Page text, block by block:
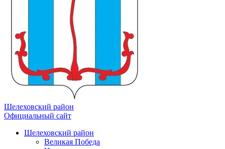
Шелеховский район
Официальный сайт
Шелеховский район
Великая Победа